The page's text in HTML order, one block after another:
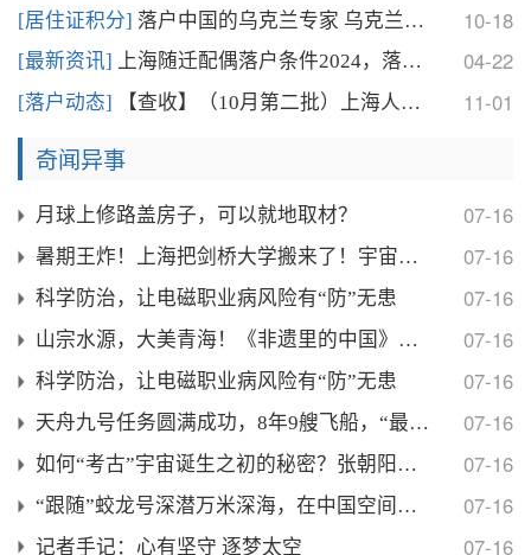
[居住证积分] 落户中国的乌克兰专家 乌克兰专家在中国定居 10-18
[最新资讯] 上海随迁配偶落户条件2024，落户放宽后，仅需要这 04-22
[落户动态] 【查收】（10月第二批）上海人才引进落户公示名单查 11-01
奇闻异事
月球上修路盖房子，可以就地取材？ 07-16
暑期王炸！上海把剑桥大学搬来了！宇宙星盘、魔法科学 07-16
科学防治，让电磁职业病风险有“防”无患 07-16
山宗水源，大美青海！《非遗里的中国》青海篇来啦 07-16
科学防治，让电磁职业病风险有“防”无患 07-16
天舟九号任务圆满成功，8年9艘飞船，“最强太空快递 07-16
如何“考古”宇宙诞生之初的秘密？张朝阳将对话物理学 07-16
“跟随”蛟龙号深潜万米深海，在中国空间站观察宇宙… 07-16
记者手记：心有坚守 逐梦太空 07-16